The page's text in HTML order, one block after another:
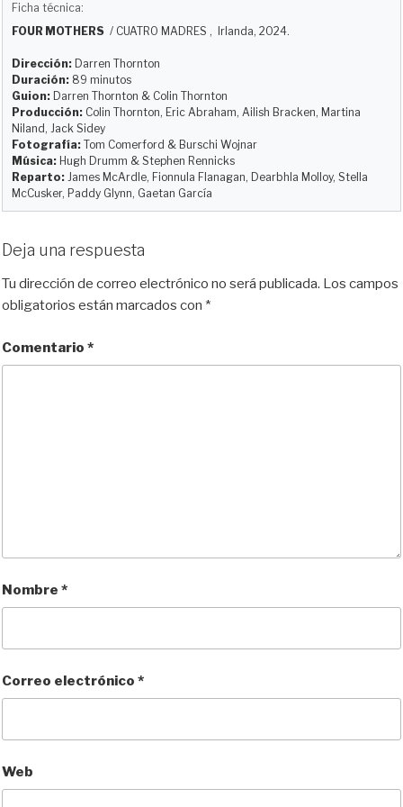
s
k
y
o
d
o
n
b
o
o
k
i
t
l
a
i
r
Ficha técnica:
FOUR MOTHERS / CUATRO MADRES , Irlanda, 2024.
Dirección: Darren Thornton
Duración: 89 minutos
Guion: Darren Thornton & Colin Thornton
Producción: Colin Thornton, Eric Abraham, Ailish Bracken, Martina
Niland, Jack Sidey
Fotografía: Tom Comerford & Burschi Wojnar
Música: Hugh Drumm & Stephen Rennicks
Reparto: James McArdle, Fionnula Flanagan, Dearbhla Molloy, Stella
McCusker, Paddy Glynn, Gaetan García
Deja una respuesta
Tu dirección de correo electrónico no será publicada. Los campos
obligatorios están marcados con *
Comentario *
Nombre *
Correo electrónico *
Web